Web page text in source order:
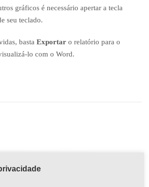
gráficos é necessário apertar a tecla
seu teclado.
basta Exportar o relatório para o
lo com o Word.